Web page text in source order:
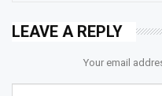
LEAVE A REPLY
Your email